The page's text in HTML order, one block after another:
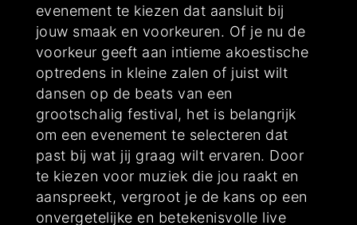
evenement te kiezen dat aansluit bij
jouw smaak en voorkeuren. Of je nu de
voorkeur geeft aan intieme akoestische
optredens in kleine zalen of juist wilt
dansen op de beats van een
grootschalig festival, het is belangrijk
om een evenement te selecteren dat
past bij wat jij graag wilt ervaren. Door
te kiezen voor muziek die jou raakt en
aanspreekt, vergroot je de kans op een
onvergetelijke en betekenisvolle live